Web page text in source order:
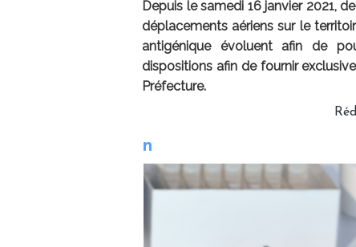
Depuis le samedi 16 janvier 2021,
déplacements aériens sur le
antigénique évoluent afin de
dispositions afin de fournir
Préfecture.
n